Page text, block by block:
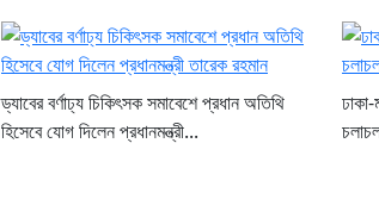
ড্যাবের বর্ণাঢ্য চিকিৎসক সমাবেশে প্রধান অতিথি
হিসেবে যোগ দিলেন প্রধানমন্ত্রী...